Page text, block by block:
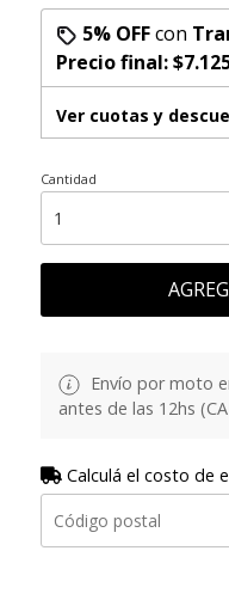
5% OFFcon
Precio final:
Ver cuotas y
Cantidad
Envío por moto
antes de las 12hs
Calculá el costo de